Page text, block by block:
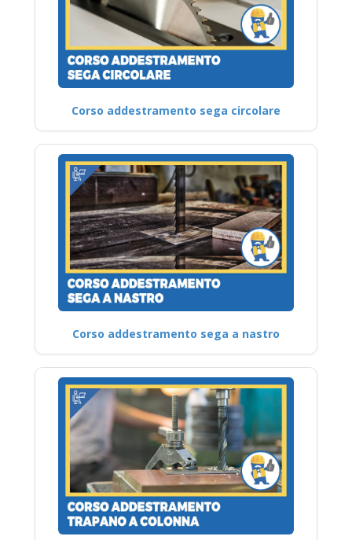
Corso addestramento sega circolare
Corso addestramento sega a nastro